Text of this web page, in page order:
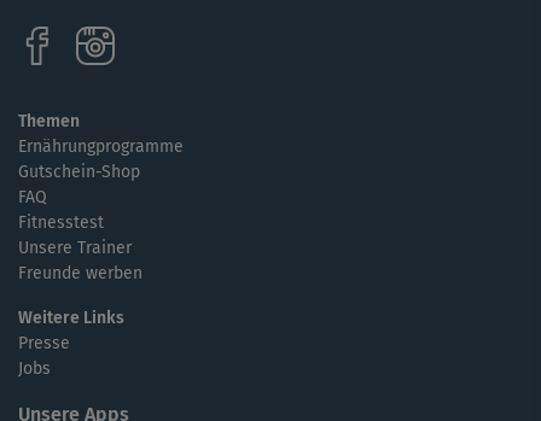
Themen
Ernährungprogramme
Gutschein-Shop
FAQ
Fitnesstest
Unsere Trainer
Freunde werben
Weitere Links
Presse
Jobs
Unsere Apps